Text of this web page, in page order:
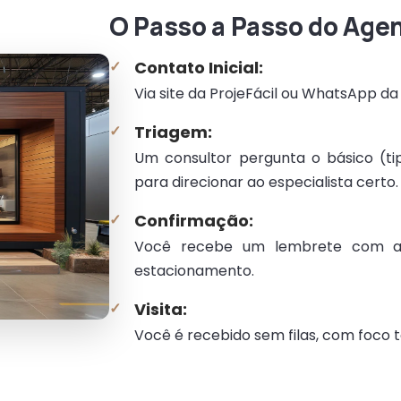
O Passo a Passo do
Contato Inicial:
Via site da ProjeFácil ou WhatsApp da
Triagem:
Um consultor pergunta o básico
para direcionar ao especialista certo.
Confirmação:
Você recebe um lembrete com
estacionamento.
Visita:
Você é recebido sem filas, com foco